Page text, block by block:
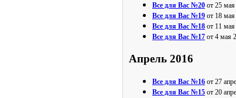
Все для Вас №20 от 25
Все для Вас №19 от 18
Все для Вас №18 от 11
Все для Вас №17 от 4 мая
Апрель 2016
Все для Вас №16 от 27
Все для Вас №15 от 20